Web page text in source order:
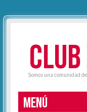
Somos una comunidad
MENÚ